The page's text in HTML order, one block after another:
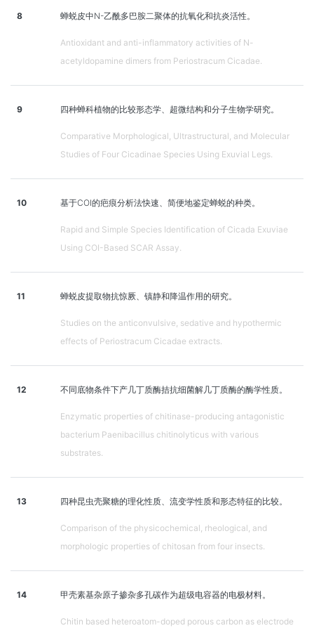
8 蝉蜕皮中N-乙酰多巴胺二聚体的抗氧化和抗炎活性。
Antioxidant and anti-inflammatory activities of N-
acetyldopamine dimers from Periostracum Cicadae.
9 四种蝉科植物的比较形态学、超微结构和分子生物学研究。
Comparative Morphological, Ultrastructural, and Molecular
Studies of Four Cicadinae Species Using Exuvial Legs.
10 基于COI的疤痕分析法快速、简便地鉴定蝉蜕的种类。
Rapid and Simple Species Identification of Cicada Exuviae
Using COI-Based SCAR Assay.
11 蝉蜕皮提取物抗惊厥、镇静和降温作用的研究。
Studies on the anticonvulsive, sedative and hypothermic
effects of Periostracum Cicadae extracts.
12 不同底物条件下产几丁质酶拮抗细菌解几丁质酶的酶学性质。
Enzymatic properties of chitinase-producing antagonistic
bacterium Paenibacillus chitinolyticus with various
substrates.
13 四种昆虫壳聚糖的理化性质、流变学性质和形态特征的比较。
Comparison of the physicochemical, rheological, and
morphologic properties of chitosan from four insects.
14 甲壳素基杂原子掺杂多孔碳作为超级电容器的电极材料。
Chitin based heteroatom-doped porous carbon as electrode